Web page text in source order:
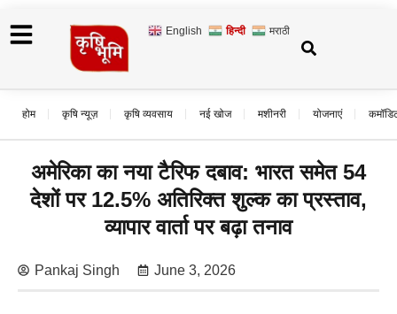
English हिन्दी मराठी
होम कृषि न्यूज़ कृषि व्यवसाय नई खोज मशीनरी योजनाएं
अमेरिका का नया टैरिफ दबाव: भारत समेत 54
देशों पर 12.5% अतिरिक्त शुल्क का प्रस्ताव,
व्यापार वार्ता पर बढ़ा तनाव
Pankaj Singh June 3, 2026